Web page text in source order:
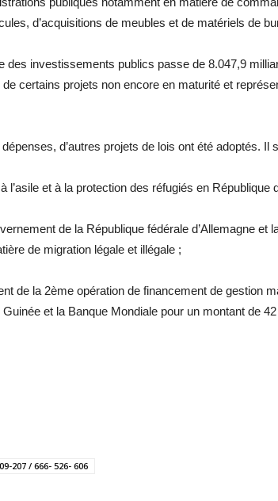
d’acquisitions de meubles et de matériels de
des investissements publics passe de 8.047,9
certains projets non encore en maturité et
d’autres projets de lois ont été adoptés. Il
l’asile et à la protection des réfugiés en République
de la République fédérale d’Allemagne et
de migration légale et illégale ;
de la 2ème opération de financement de gestion
et la Banque Mondiale pour un montant de
207 / 666- 526- 606